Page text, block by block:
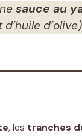
sauce au
, les tranches